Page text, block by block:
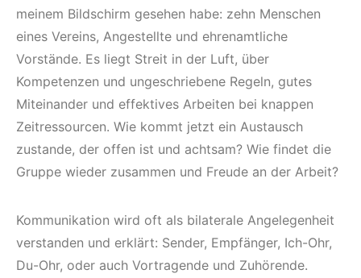
meinem Bildschirm gesehen habe: zehn Menschen
eines Vereins, Angestellte und ehrenamtliche
Vorstände. Es liegt Streit in der Luft, über
Kompetenzen und ungeschriebene Regeln, gutes
Miteinander und effektives Arbeiten bei knappen
Zeitressourcen. Wie kommt jetzt ein Austausch
zustande, der offen ist und achtsam? Wie findet die
Gruppe wieder zusammen und Freude an der Arbeit?
Kommunikation wird oft als bilaterale Angelegenheit
verstanden und erklärt: Sender, Empfänger, Ich-Ohr,
Du-Ohr, oder auch Vortragende und Zuhörende.